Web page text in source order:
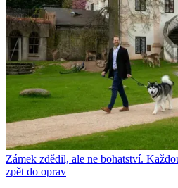
Zámek zdědil, ale ne bohatství.
zpět do oprav